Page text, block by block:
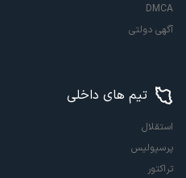
DMCA
آگهی دولتی
تیم های داخلی
استقلال
پرسپولیس
تراکتور